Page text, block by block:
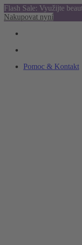
Flash Sale: Využijte
Nakupovat nyní
Pomoc & Kontakt